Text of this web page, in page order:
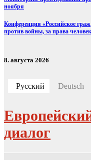
ноября
Конференция «Российское
против войны, за права
8. августа 2026
Русский Deutsch
диалог